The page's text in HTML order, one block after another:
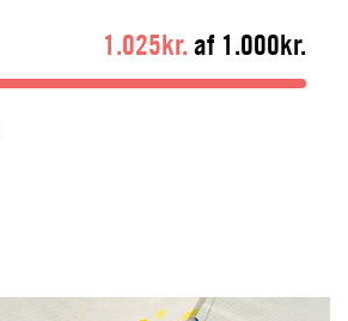
1.025kr. af 1.000kr.